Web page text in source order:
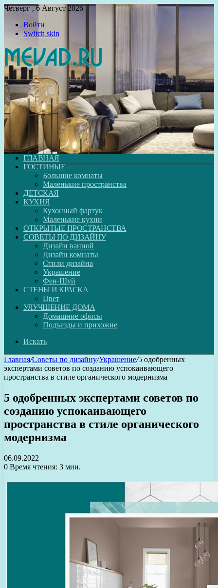
Четверг , 6 Август 2026
Войти
Switch skin
ГЛАВНАЯ
ГОСТИНЫЕ
Большие комнаты
Маленькие пространства
ДЕТСКАЯ
КУХНЯ
Кухонный фартук
Маленькие кухни
ОТКРЫТЫЕ ПРОСТРАНСТВА
СОВЕТЫ ПО ДИЗАЙНУ
Дизайн ванной
Дизайн комнаты
Стили дизайна
Украшение
Фен-Шуй
СТЕНЫ И КРАСКА
Цвет
УЛУЧШЕНИЕ ДОМА
Домашние офисы
Подъезды и прихожие
Искать
Главная/Советы по дизайну/Украшение/5 одобренных
экспертами советов по созданию успокаивающего
пространства в стиле органического модернизма
5 одобренных экспертами советов по
созданию успокаивающего
пространства в стиле органического
модернизма
06.09.2022
0 Время чтения: 3 мин.